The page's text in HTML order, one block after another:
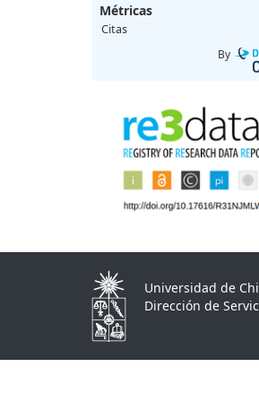
Métricas
Citas
By
Universidad de
Dirección de